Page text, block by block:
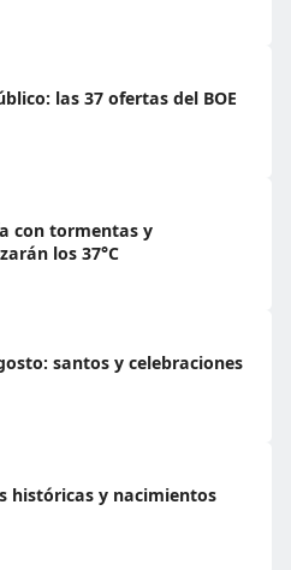
las 37 ofertas del BOE
con tormentas y
los 37°C
santos y celebraciones
históricas y nacimientos